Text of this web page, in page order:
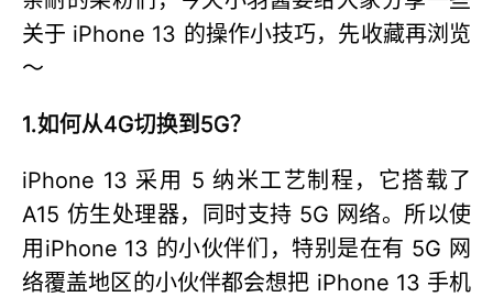
关于 iPhone 13 的操作小技巧，先收藏再浏览
～
1.如何从4G切换到5G？
iPhone 13 采用 5 纳米工艺制程，它搭载了
A15 仿生处理器，同时支持 5G 网络。所以使
用iPhone 13 的小伙伴们，特别是在有 5G 网
络覆盖地区的小伙伴都会想把 iPhone 13 手机